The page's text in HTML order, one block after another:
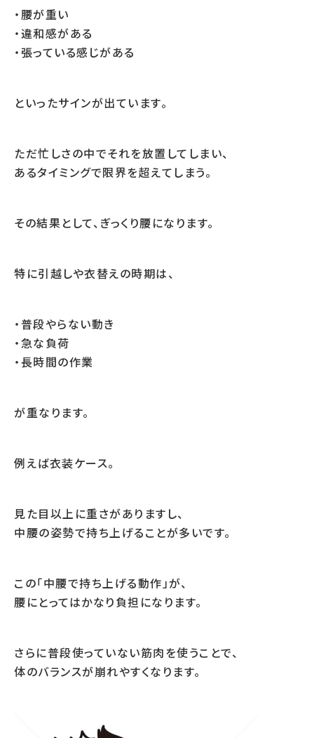
・腰が重い
・違和感がある
・張っている感じがある
といったサインが出ています。
ただ忙しさの中でそれを放置してしまい、
あるタイミングで限界を超えてしまう。
その結果として、ぎっくり腰になります。
特に引越しや衣替えの時期は、
・普段やらない動き
・急な負荷
・長時間の作業
が重なります。
例えば衣装ケース。
見た目以上に重さがありますし、
中腰の姿勢で持ち上げることが多いです。
この「中腰で持ち上げる動作」が、
腰にとってはかなり負担になります。
さらに普段使っていない筋肉を使うことで、
体のバランスが崩れやすくなります。